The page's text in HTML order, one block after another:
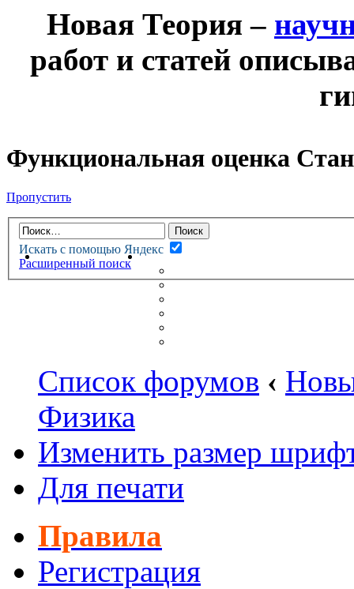
Новая Теория –
работ и статей
Функциональная оценка
Пропустить
Искать с помощью Яндекс
Расширенный поиск
НОВАЯ ТЕОРИЯФОРУМ
НЕПРОЧИТАННЫЕ
Список форумов ‹
Физика
Изменить размер
Для печати
Правила
Регистрация